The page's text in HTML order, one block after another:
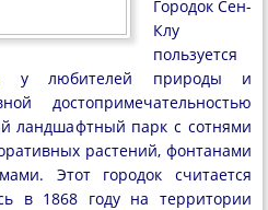
Городок Сен-
Клу
пользуется
у любителей природы и
достопримечательностью
ландшафтный парк с сотнями
растений, фонтанами
Этот городок считается
в 1868 году на территории